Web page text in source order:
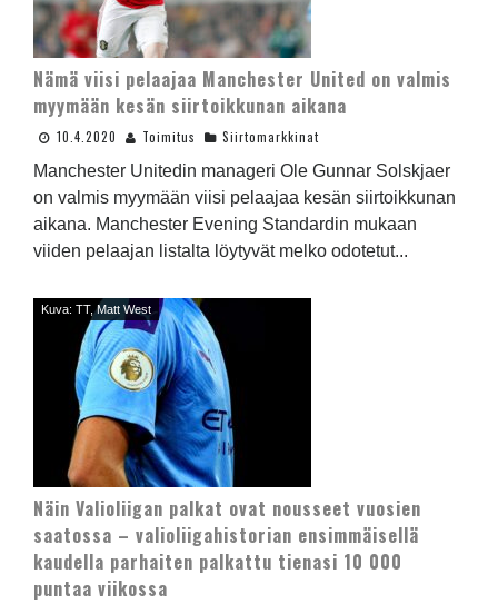
Nämä viisi pelaajaa Manchester United on valmis
myymään kesän siirtoikkunan aikana
10.4.2020 Toimitus Siirtomarkkinat
Manchester Unitedin manageri Ole Gunnar Solskjaer
on valmis myymään viisi pelaajaa kesän siirtoikkunan
aikana. Manchester Evening Standardin mukaan
viiden pelaajan listalta löytyvät melko odotetut...
Kuva: TT, Matt West
Näin Valioliigan palkat ovat nousseet vuosien
saatossa – valioliigahistorian ensimmäisellä
kaudella parhaiten palkattu tienasi 10 000
puntaa viikossa